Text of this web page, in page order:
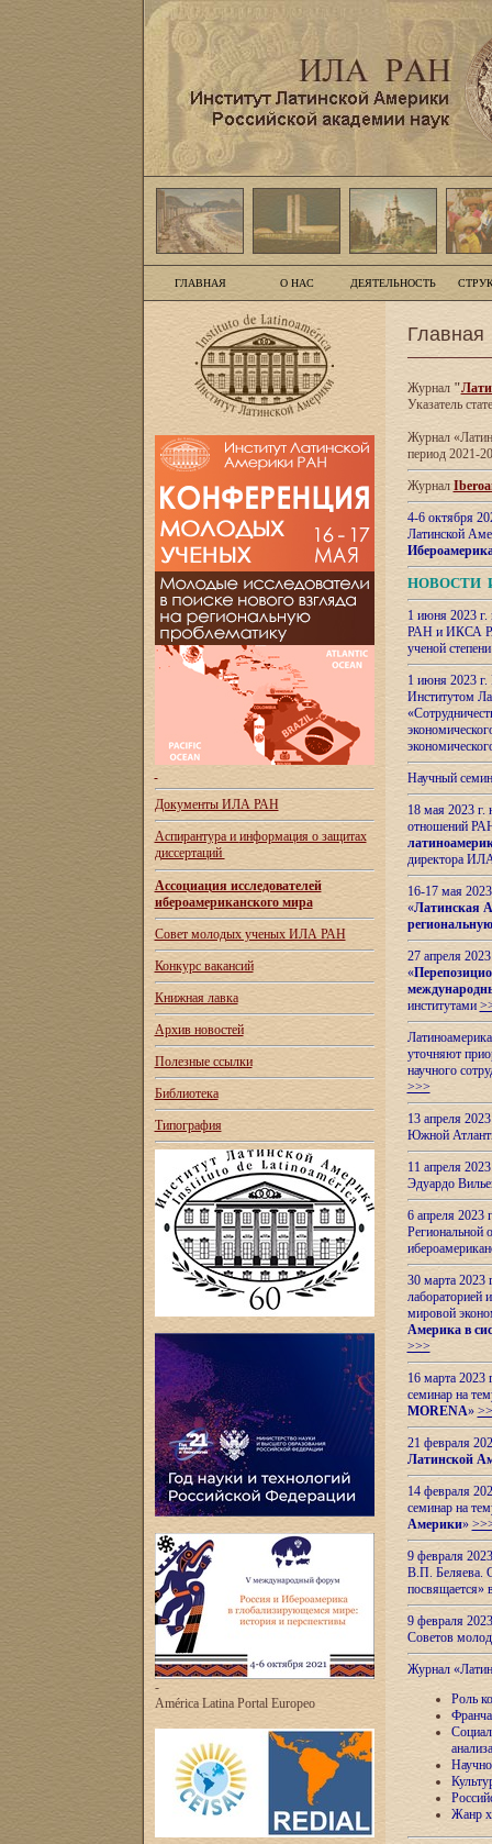
ГЛАВНАЯ О НАС ДЕЯТЕЛЬНОСТЬ
Документы ИЛА РАН
Аспирантура и информация о защитах
диссертаций
Ассоциация исследователей
ибероамериканского мира
Совет молодых ученых ИЛА РАН
Конкурс вакансий
Книжная лавка
Архив новостей
Полезные ссылки
Библиотека
Типография
-
América Latina Portal Europeo
Главная
Журнал"
Указатель
Журнал
период 2021-
Журнал
4-6 октября
Латинской
НОВОСТИ
1 июня 2023
РАН и ИКСА
ученой
1 июня 2023
Институтом
Научный
18 мая 2023
отношений
директора
16-17 мая
«Латинская
27 апреля
«
институтами
уточняют
научного
>>>
13 апреля
Южной
11 апреля
Эдуардо
6 апреля
Региональной
30 марта 2023
лабораторией
мировой
Америка в
>>>
16 марта 2023
семинар на
MORENA»
21 февраля
Латинской
14 февраля
семинар на
Америки»
9 февраля
В.П. Беляева.
посвящается»
9 февраля
Советов
Журнал
Роль
анализа
Жанр